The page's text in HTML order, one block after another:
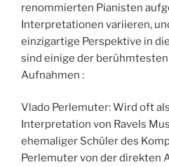
renommierten Pianisten
Interpretationen variieren,
einzigartige Perspektive in
sind einige der
Aufnahmen :
Vlado Perlemuter: Wird oft
Interpretation von Ravels
ehemaliger Schüler des
Perlemuter von der direkten